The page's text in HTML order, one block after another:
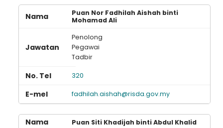
Puan Nor Fadhilah Aishah binti
Mohamad Ali
Penolong
Pegawai
Tadbir
320
fadhilah.aishah@risda.gov.my
Puan Siti Khadijah binti Abdul Khalid